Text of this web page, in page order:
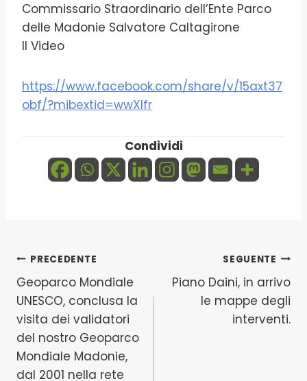
Commissario Straordinario dell’Ente Parco
delle Madonie Salvatore Caltagirone
Il Video
https://www.facebook.com/share/v/15axt37
obf/?mibextid=wwXIfr
Condividi
Navigazione
articoli
PRECEDENTE
Geoparco Mondiale
UNESCO, conclusa la
visita dei validatori
del nostro Geoparco
Mondiale Madonie,
dal 2001 nella rete
SEGUENTE
Piano Daini, in arrivo
le mappe degli
interventi.